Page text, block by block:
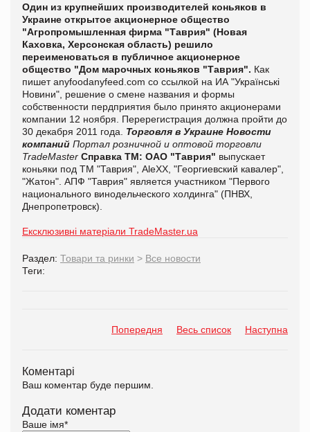
Один из крупнейших производителей коньяков в
Украине открытое акционерное общество
"Агропромышленная фирма "Таврия" (Новая
Каховка, Херсонская область) решило
переименоваться в публичное акционерное
общество "Дом марочных коньяков "Таврия". Как
пишетanyfoodanyfeed.com со ссылкой на ИА "Українські
Новини", решение о смене названия и формы
собственности пердприятия было принято акционерами
компании 12 ноября. Перерегистрация должна пройти до
30 декабря 2011 года. Торговля в Украине Новости
компаний Портал розничной и оптовой торговли
TradeMaster Справка ТМ: ОАО "Таврия" выпускает
коньяки под ТМ "Таврия", AleXX, "Георгиевский кавалер",
"Жатон". АПФ "Таврия" является участником "Первого
национального винодельческого холдинга" (ПНВХ,
Днепропетровск).
Ексклюзивні матеріали TradeMaster.ua
Раздел: Товари та ринки > Все новости
Теги:
Попередня Весь список Наступна
Коментарі
Ваш коментар буде першим.
Додати коментар
Ваше імя*